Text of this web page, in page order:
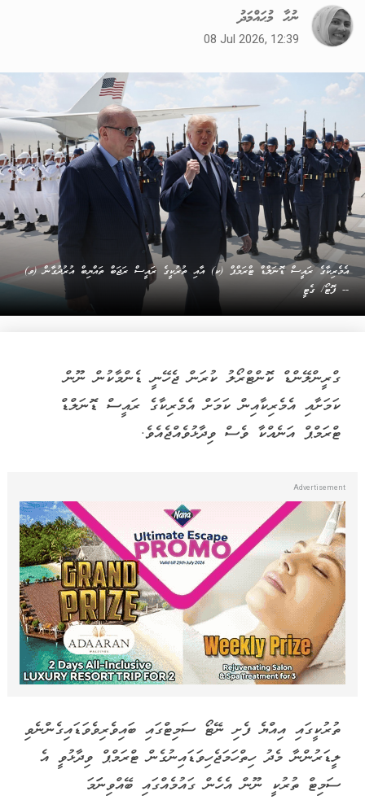
ނުހާ މުޙައްމަދު
08 Jul 2026, 12:39
އެމެރިކާގެ ރައީސް ޑޮނަލްޑް ޓްރަމްޕް (ކ) އާއި ތުރުކީގެ ރައީސް ރަޖަބް ތައްޔިބް އުރުދުގާން (ވ)
-- ފޮޓޯ/ ގެޓީ
ގްރީންލޭންޑް ކޮންޓްރޯލު ކުރަން ޖެހޭނީ ޑެންމާކުން ނޫން
ކަމަށާއި އެމެރިކާއިން ކަމަށް އެމެރިކާގެ ރައީސް ޑޮނަލްޑް
ޓްރަމްޕް އަނެއްކާ ވެސް ވިދާޅުވެއްޖެއެވެ.
ތުރުކީގައި އިއްޔެ ފެށި ނޭޓޯ ސަމިޓްގައި ބައިވެރިވެވަޑައިގެންނެވި
ލީޑަރުންނާ މެދު ހިތްހަމަޖެހިވަޑައިނުގެން ޓްރަމްޕް ވިދާޅުވީ އެ
ސަމިޓް ތުރުކީ ނޫން އެހެން ގައުމެއްގައި ބޭއްވިނަަމަ